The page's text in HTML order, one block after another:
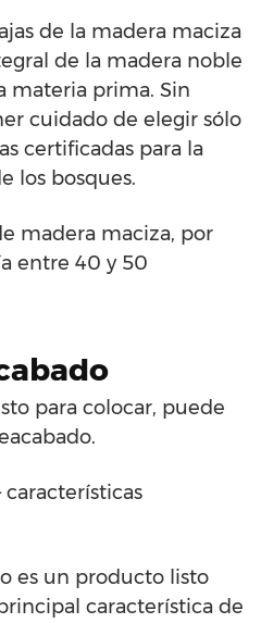
de la madera maciza
de la madera noble
materia prima. Sin
cuidado de elegir sólo
certificadas para la
los bosques.
madera maciza, por
entre 40 y 50
para colocar, puede
características
es un producto listo
característica de